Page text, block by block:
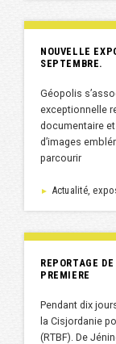
NOUVELLE
SEPTEMBRE.
Géopolis
exceptionnelle
documentaire
d’images
parcourir
► Actualité,
REPORTAGE
PREMIERE
Pendant dix
la Cisjordanie
(RTBF). De